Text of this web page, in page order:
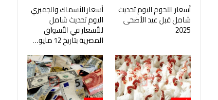
أسعار اللحوم اليوم تحديث
شامل قبل عيد الأضحى
2025
أسعار الأسماك والجمبري
اليوم تحديث شامل
للأسعار في الأسواق
المصرية بتاريخ 12 مايو…